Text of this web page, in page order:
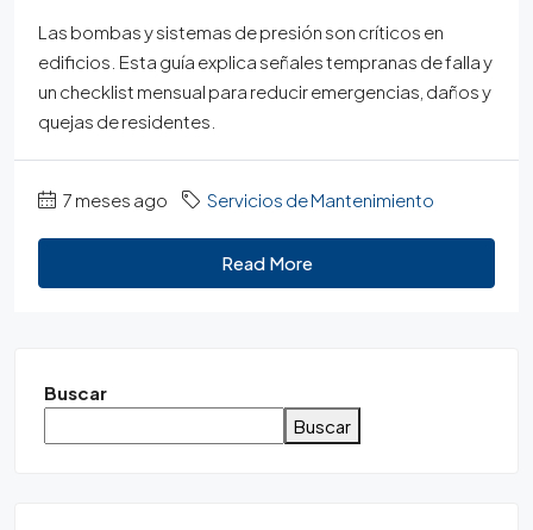
Las bombas y sistemas de presión son críticos en
edificios. Esta guía explica señales tempranas de falla y
un checklist mensual para reducir emergencias, daños y
quejas de residentes.
7 meses ago Servicios de Mantenimiento
Read More
Buscar
Buscar